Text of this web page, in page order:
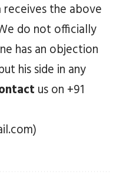
receives the above
do not officially
has an objection
his side in any
us on +91